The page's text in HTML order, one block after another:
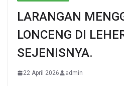
LARANGAN
LONCENG DI
SEJENISNYA.
22 April 2026 admin